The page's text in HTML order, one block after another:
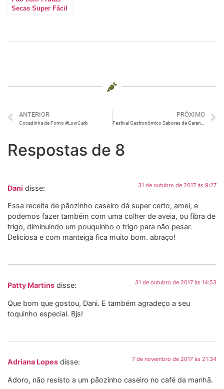
Secas Super Fácil
ANTERIOR
Cocadinha de Forno #LowCarb
PRÓXIMO
Respostas de 8
Dani disse: 31 de outubro de 2017 às 9:27
Essa receita de pãozinho caseiro dá super certo, amei, e
podemos fazer também com uma colher de aveia, ou fibra de
trigo, diminuindo um pouquinho o trigo para não pesar.
Deliciosa e com manteiga fica muito bom. abraço!
Patty Martins disse: 31 de outubro de 2017 às 14:53
Que bom que gostou, Dani. E também agradeço a seu
toquinho especial. Bjs!
Adriana Lopes disse: 7 de novembro de 2017 às 21:34
Adoro, não resisto a um pãozinho caseiro no café da manhã.